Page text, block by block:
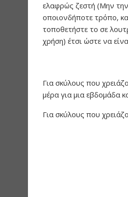
ελαφρώς ζεστή (Μην
οποιονδήποτε τρόπο,
τοποθετήστε το σε
χρήση) έτσι ώστε να
Για σκύλους που
μέρα για μια εβδομάδα
Για σκύλους που